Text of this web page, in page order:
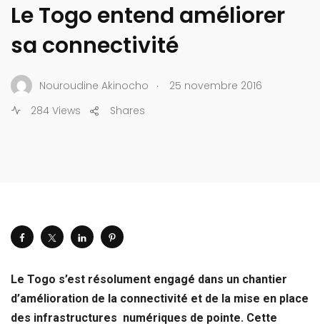
Le Togo entend améliorer
sa connectivité
Nouroudine Akinocho .
25 novembre 2016
284 Views
Shares
Le Togo s’est résolument engagé dans un chantier
d’amélioration de la connectivité et de la mise en place
des infrastructures numériques de pointe. Cette